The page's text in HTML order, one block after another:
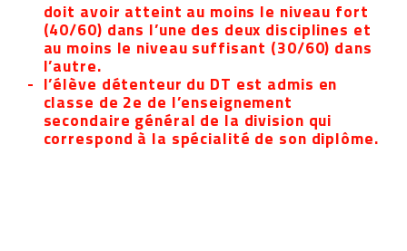
doit avoir atteint au moins le niveau fort
(40/60) dans l’une des deux disciplines et
au moins le niveau suffisant (30/60) dans
l’autre.
l’élève détenteur du DT est admis en
classe de 2e de l’enseignement
secondaire général de la division qui
correspond à la spécialité de son diplôme.